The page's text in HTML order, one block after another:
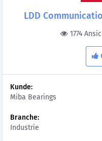
LDD
1774
Kunde:
Miba Bearings
Branche:
Industrie